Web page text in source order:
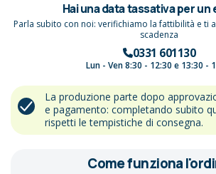
Hai una data tassativa per un
Parla subito con noi: verifichiamo la fattibilità e ti
scadenza
0331 601130
Lun - Ven 8:30 - 12:30 e 13:30 -
La produzione parte dopo
e pagamento: completando subito
rispetti le tempistiche di consegna.
Come funziona